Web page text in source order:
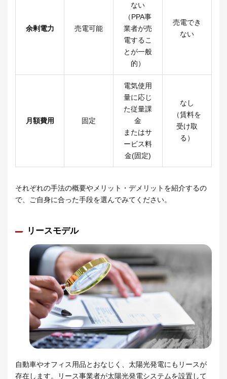
余剰電力 売電可能
ない
（PPA事
業者が売
電するこ
とが一般
的）
売電でき
ない
月額費用 固定
電気使用
量に応じ
た従量課
金
またはサ
ービス料
金(固定)
なし
（賃料を
受け取
る）
それぞれの手法の概要やメリット・デメリットを紹介するの
で、ご自身に合った手段を選んでみてください。
リースモデル
自動車やオフィス用品とおなじく、太陽光発電にもリースが
存在します。リース事業者が太陽光発電システムを設置して